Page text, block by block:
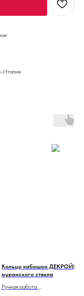
Италия
Кольцо кабошон ДЕКРОЙКО
муранского стекла
Ручная работа